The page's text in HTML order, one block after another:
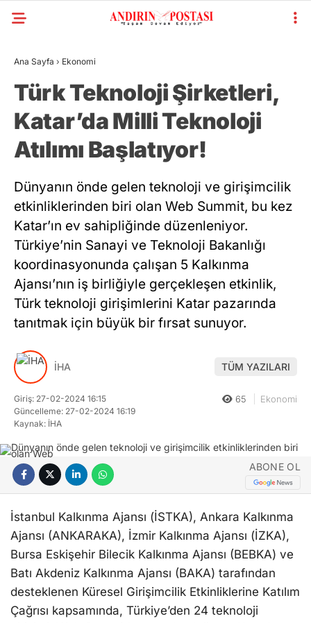
Ana Sayfa › Ekonomi
Türk Teknoloji Şirketleri,
Katar’da Milli Teknoloji
Atılımı Başlatıyor!
Dünyanın önde gelen teknoloji ve girişimcilik
etkinliklerinden biri olan Web Summit, bu kez
Katar’ın ev sahipliğinde düzenleniyor.
Türkiye’nin Sanayi ve Teknoloji Bakanlığı
koordinasyonunda çalışan 5 Kalkınma
Ajansı’nın iş birliğiyle gerçekleşen etkinlik,
Türk teknoloji girişimlerini Katar pazarında
tanıtmak için büyük bir fırsat sunuyor.
İHA TÜM YAZILARI
Giriş: 27-02-2024 16:15
Güncelleme: 27-02-2024 16:19
Kaynak: İHA
65 Ekonomi
ABONE OL
İstanbul Kalkınma Ajansı (İSTKA), Ankara Kalkınma
Ajansı (ANKARAKA), İzmir Kalkınma Ajansı (İZKA),
Bursa Eskişehir Bilecik Kalkınma Ajansı (BEBKA) ve
Batı Akdeniz Kalkınma Ajansı (BAKA) tarafından
desteklenen Küresel Girişimcilik Etkinliklerine Katılım
Çağrısı kapsamında, Türkiye’den 24 teknoloji